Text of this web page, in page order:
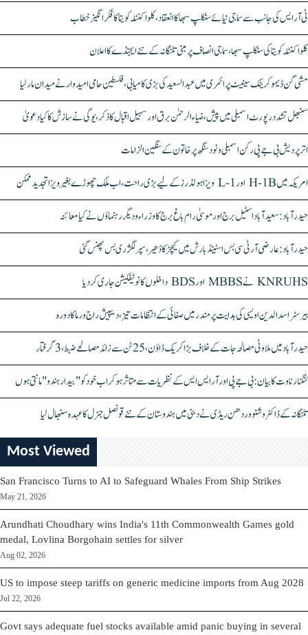
ٹی آر ایس کی جانب سے سماجی نیائے سنکلپ سبھا کا انعقاد، کلواکنٹلہ کویتا کا فکر انگیز خطاب
کلواکنٹلہ کویتا کی سنکلپ سبھا، سماجی انصاف پر مبنی تلنگانہ کے نئے ایجنڈے کا اعلان
مشی گن ڈیموکریٹک سینیٹ پرائمری میں عبدالسعید کی بڑی کامیابی، فلسطین حامی امیدوار نے میدان مار لیا
سنبھل تشدد رپورٹ اسمبلی میں پیش، ضیاء الرحمٰن برق اور سہیل اقبال کا ذکر، یوگی نے سازش کا کیا دعویٰ
اتر پردیش بی جے پی رکن اسمبلی ونود سنگھ پر خاتون کے سنگین الزامات
امریکہ میں H-1B اور L-1 ویزا ہولڈرز کے لیے بڑی راحت، اب ملک چھوڑے بغیر ویزا تجدید ممکن
حیدرآباد: سعیدآباد اسٹیل برج اور موسیٰ رام باغ برج کا وزراء و دیگر رہنماؤں نے کیا معائنہ
حیدرآباد: عارضی آر ٹی سی بس اسٹینڈ بارش میں کیچڑ کا ڈھیر، سپر لگژری بس پھنس گئی
KNRUHS نے MBBS اور BDS داخلوں کا نوٹیفکیشن جاری کر دیا
بیرسٹر اسدالدین اویسی کی ہدایت پر مندر میں صفائی کے انتظامات تیز، دیپیش راج ورما کا دورہ
حیدرآباد میں ملاوٹی مصالحہ جات کے خلاف بڑا کریک ڈاؤن، 25 ٹن سے زائد مصالحے ضبط، 3 گرفتار
کنگنا رناوت کا بیان: بی جے پی اور آر ایس ایس کے نظریات سے متاثر ہو کر اب خود کو "بیدار ہندو" مانتی ہوں
تلنگانہ کے ڈاکٹر وشنو وردھن ریڈی نے دبئی میں ہندوستان کے نئے قونصل جنرل کا عہدہ سنبھال لیا
Most Viewed
San Francisco Turns to AI to Safeguard Whales From Ship Strikes
May 21, 2026
Arundhati Choudhary wins India's 11th Commonwealth Games gold
medal, Lovlina Borgohain settles for silver
Aug 02, 2026
US to impose steep tariffs on generic medicine imports from Aug 2028
Jul 22, 2026
Govt says adequate fuel stocks available amid panic buying in several